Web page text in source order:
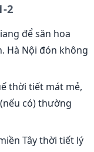
2
để săn hoa
Hà Nội đón không
thời tiết mát mẻ,
có) thường
Tây thời tiết lý